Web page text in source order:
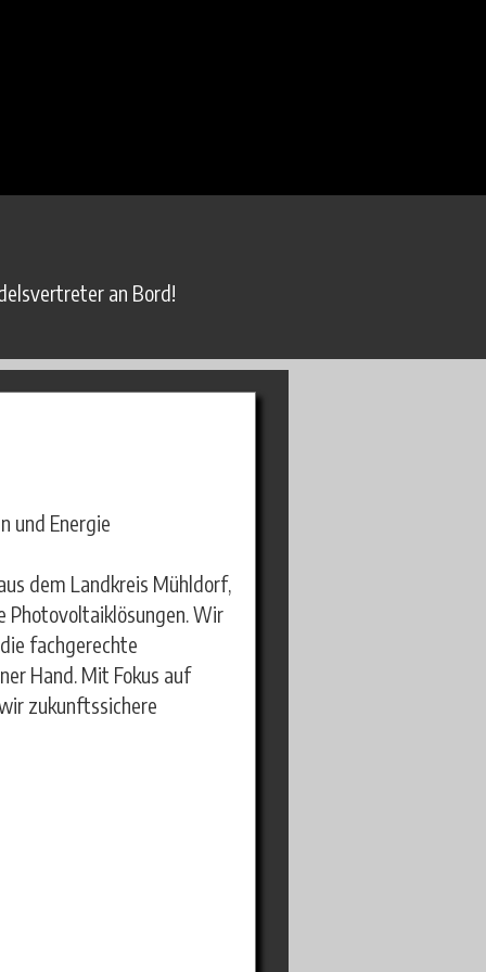
an Bord!
und Energie
dem Landkreis Mühldorf,
Photovoltaiklösungen. Wir
fachgerechte
Hand. Mit Fokus auf
zukunftssichere